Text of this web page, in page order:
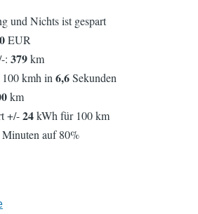
und Nichts ist gespart
EUR
: 379km
kmh in 6,6Sekunden
km
+/-24kWh für 100 km
Minuten auf 80%